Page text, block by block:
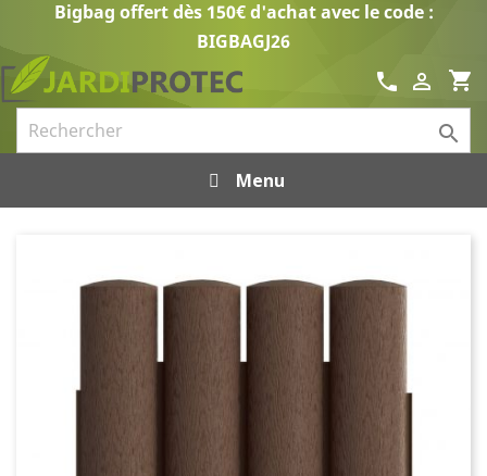
Bigbag offert dès 150€ d'achat avec le code :
BIGBAGJ26
shopping_cart

call

Menu